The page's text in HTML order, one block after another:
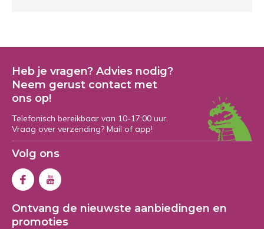
Heb je vragen? Advies nodig?
Neem gerust contact met
ons op!
Telefonisch bereikbaar van 10-17:00 uur.
Vraag over verzending? Mail of app!
Volg ons
Ontvang de nieuwste aanbiedingen en
promoties